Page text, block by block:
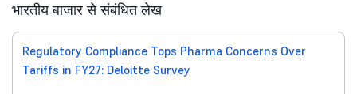
भारतीय बाजार से संबंधित लेख
Regulatory Compliance Tops Pharma Concerns Over
Tariffs in FY27: Deloitte Survey